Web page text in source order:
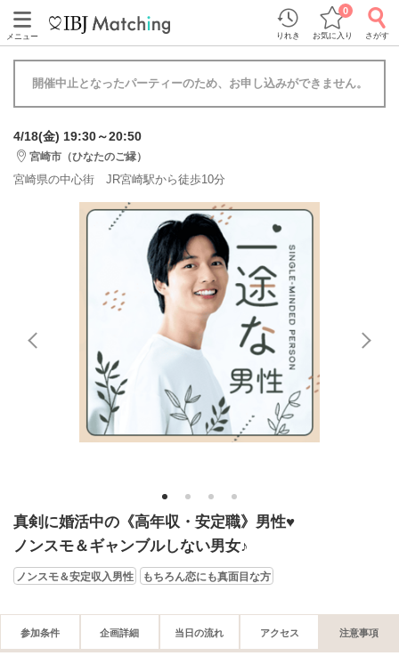
メニュー りれき お気に入り
0
さがす
開催中止となったパーティーのため、お申し込みができません。
4/18(金) 19:30～20:50
宮崎市（ひなたのご縁）
宮崎県の中心街 JR宮崎駅から徒歩10分
1 2 3 4
真剣に婚活中の《高年収・安定職》男性♥
ノンスモ＆ギャンブルしない男女♪
ノンスモ＆安定収入男性 もちろん恋にも真面目な方
参加条件 企画詳細 当日の流れ アクセス 注意事項